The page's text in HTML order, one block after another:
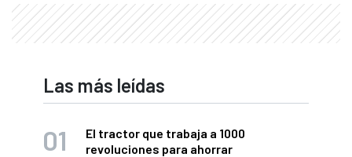
Las más leídas
El tractor que trabaja a 1000
revoluciones para ahorrar